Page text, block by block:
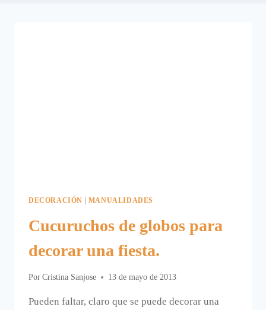
DECORACIÓN | MANUALIDADES
Cucuruchos de globos para
decorar una fiesta.
Por Cristina Sanjose 13 de mayo de 2013
Pueden faltar, claro que se puede decorar una